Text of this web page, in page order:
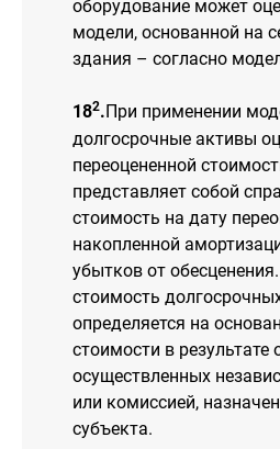
оборудование может
модели, основанной на
здания – согласно
182.При применении
долгосрочные активы
переоцененной
представляет собой
стоимость на дату
накопленной
убытков от
стоимость
определяется на
стоимости в результате
осуществленных
или комиссией,
субъекта.